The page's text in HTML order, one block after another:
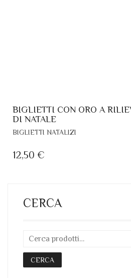
BIGLIETTI CON ORO A
DI NATALE
BIGLIETTI NATALIZI
NELLA
12,50 €
CERCA
CERCA